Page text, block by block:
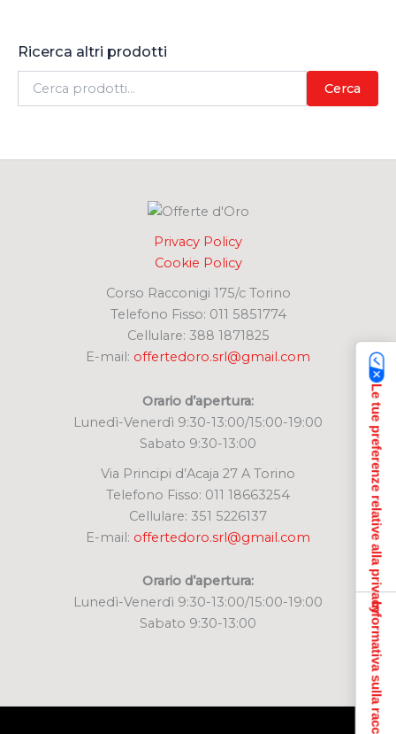
Ricerca altri prodotti
Cerca
Privacy Policy
Cookie Policy
Corso Racconigi 175/c Torino
Telefono Fisso: 011 5851774
Cellulare: 388 1871825
E-mail: offertedoro.srl@gmail.com
Orario d’apertura:
Lunedì-Venerdì 9:30-13:00/15:00-19:00
Sabato 9:30-13:00
Via Principi d’Acaja 27 A Torino
Telefono Fisso: 011 18663254
Cellulare: 351 5226137
E-mail: offertedoro.srl@gmail.com
Orario d’apertura:
Lunedì-Venerdì 9:30-13:00/15:00-19:00
Sabato 9:30-13:00
Le tue preferenze relative alla privacy
Informativa sulla raccolta